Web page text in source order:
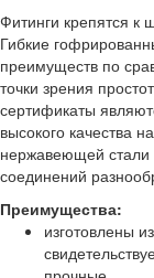
Фитинги крепятся к
Гибкие
преимуществ по
точки зрения
сертификаты
высокого качества
нержавеющей стали
соединений
Преимущества:
изготовлены